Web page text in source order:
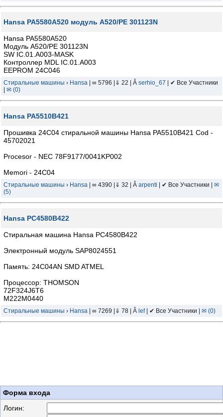
Hansa PA5580A520 модуль А520/PE 301123N
Hansa PA5580A520
Модуль А520/PE 301123N
SW IC.01.A003-MASK
Контроллер MDL IC.01.A003
EEPROM 24C046
Стиральные машины › Hansa | ∞ 5796 |⇓ 22 | Â serhio_67 | ✔ Все Участники
✉ (0)
Hansa PA5510B421
Прошивка 24C04 стиральной машины Hansa PA5510B421 Cod -
45702021
Procesor - NEC 78F9177/0041KP002
Memori - 24C04
Стиральные машины › Hansa | ∞ 4390 |⇓ 32 | Â arpenti | ✔ Все Участники | ✉
(5)
Hansa PC4580B422
Стиральная машина Hansa PC4580B422
Электронный модуль SAP8024551
Память: 24C04AN SMD ATMEL
Процессор: THOMSON
72F324J6T6
M222M0440
Стиральные машины › Hansa | ∞ 7269 |⇓ 78 | Â lef| ✔ Все Участники | ✉ (0)
Форма входа
Логин: